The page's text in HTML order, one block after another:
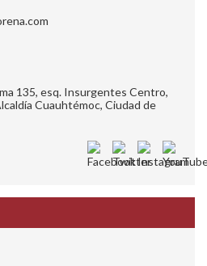
135, esq. Insurgentes Centro,
Cuauhtémoc, Ciudad de